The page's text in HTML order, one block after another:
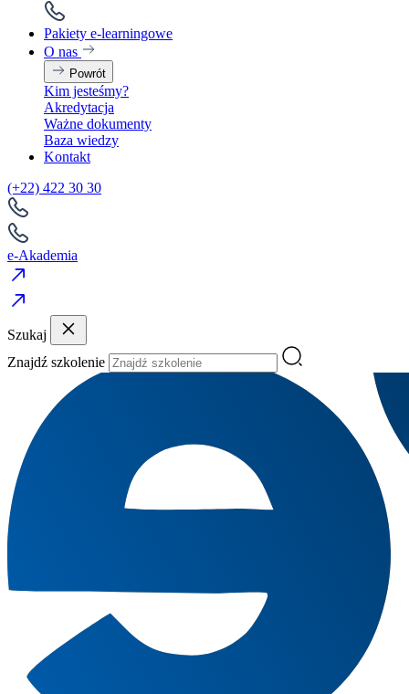
Pakiety e-learningowe
O nas
Powrót
Kim jesteśmy?
Akredytacja
Ważne dokumenty
Baza wiedzy
Kontakt
(+22) 422 30 30
e-Akademia
Szukaj
Znajdź szkolenie